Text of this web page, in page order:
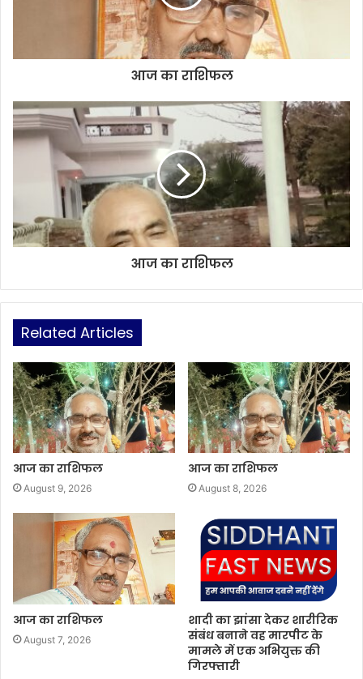
आज का राशिफल
आज का राशिफल
Related Articles
आज का राशिफल
August 9, 2026
आज का राशिफल
August 8, 2026
आज का राशिफल
August 7, 2026
शादी का झांसा देकर शारीरिक
संबंध बनाने वह मारपीट के
मामले में एक अभियुक्त की
गिरफ्तारी